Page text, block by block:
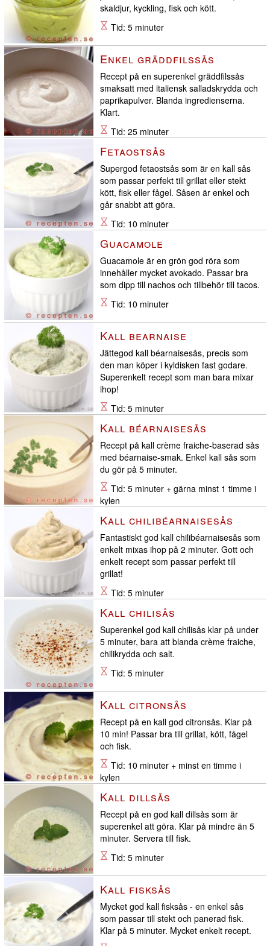
skaldjur, kyckling, fisk och kött.
Tid: 5 minuter
Enkel gräddfilssås
Recept på en superenkel gräddfilssås
smaksatt med italiensk salladskrydda och
paprikapulver. Blanda ingredienserna.
Klart.
Tid: 25 minuter
Fetaostsås
Supergod fetaostsås som är en kall sås
som passar perfekt till grillat eller stekt
kött, fisk eller fågel. Såsen är enkel och
går snabbt att göra.
Tid: 10 minuter
Guacamole
Guacamole är en grön god röra som
innehåller mycket avokado. Passar bra
som dipp till nachos och tillbehör till tacos.
Tid: 10 minuter
Kall bearnaise
Jättegod kall béarnaisesås, precis som
den man köper i kyldisken fast godare.
Superenkelt recept som man bara mixar
ihop!
Tid: 5 minuter
Kall béarnaisesås
Recept på kall crème fraiche-baserad sås
med béarnaise-smak. Enkel kall sås som
du gör på 5 minuter.
Tid: 5 minuter + gärna minst 1 timme i
kylen
Kall chilibéarnaisesås
Fantastiskt god kall chilibéarnaisesås som
enkelt mixas ihop på 2 minuter. Gott och
enkelt recept som passar perfekt till
grillat!
Tid: 5 minuter
Kall chilisås
Superenkel god kall chilisås klar på under
5 minuter, bara att blanda crème fraiche,
chilikrydda och salt.
Tid: 5 minuter
Kall citronsås
Recept på en kall god citronsås. Klar på
10 min! Passar bra till grillat, kött, fågel
och fisk.
Tid: 10 minuter + minst en timme i
kylen
Kall dillsås
Recept på en god kall dillsås som är
superenkel att göra. Klar på mindre än 5
minuter. Servera till fisk.
Tid: 5 minuter
Kall fisksås
Mycket god kall fisksås - en enkel sås
som passar till stekt och panerad fisk.
Klar på 5 minuter. Mycket enkelt recept.